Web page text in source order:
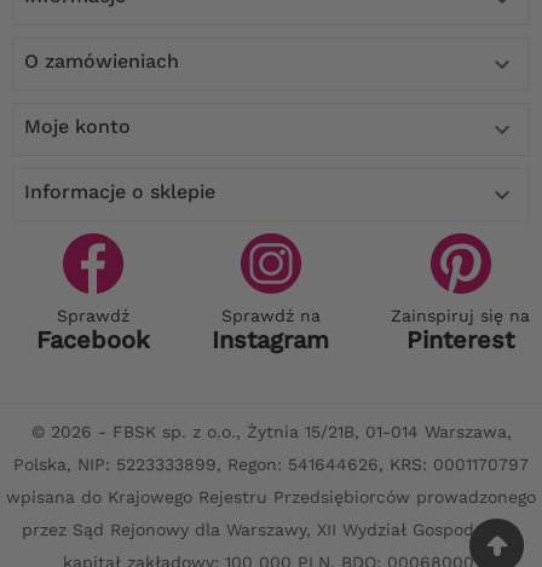
O zamówieniach 
Moje konto 
Informacje o sklepie 
Sprawdź
Facebook
Sprawdź na
Instagram
Zainspiruj się na
Pinterest
© 2026 - FBSK sp. z o.o., Żytnia 15/21B, 01-014 Warszawa,
Polska, NIP: 5223333899, Regon: 541644626, KRS: 0001170797
wpisana do Krajowego Rejestru Przedsiębiorców prowadzonego
przez Sąd Rejonowy dla Warszawy, XII Wydział Gospodarczy,
kapitał zakładowy: 100 000 PLN. BDO: 000680001